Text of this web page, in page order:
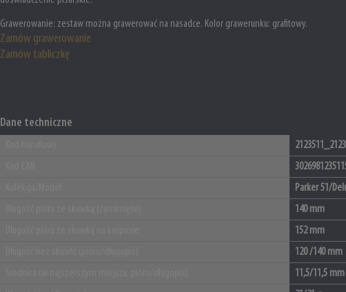
Grawerowanie: zestaw można grawerować na nasadce. Kolor grawerunku: grafitowy.
Zamów grawerowanie
Zamów tabliczkę
Dane techniczne
Parker 51/
140 mm
152 mm
120 /140 mm
11,5/11,5 mm